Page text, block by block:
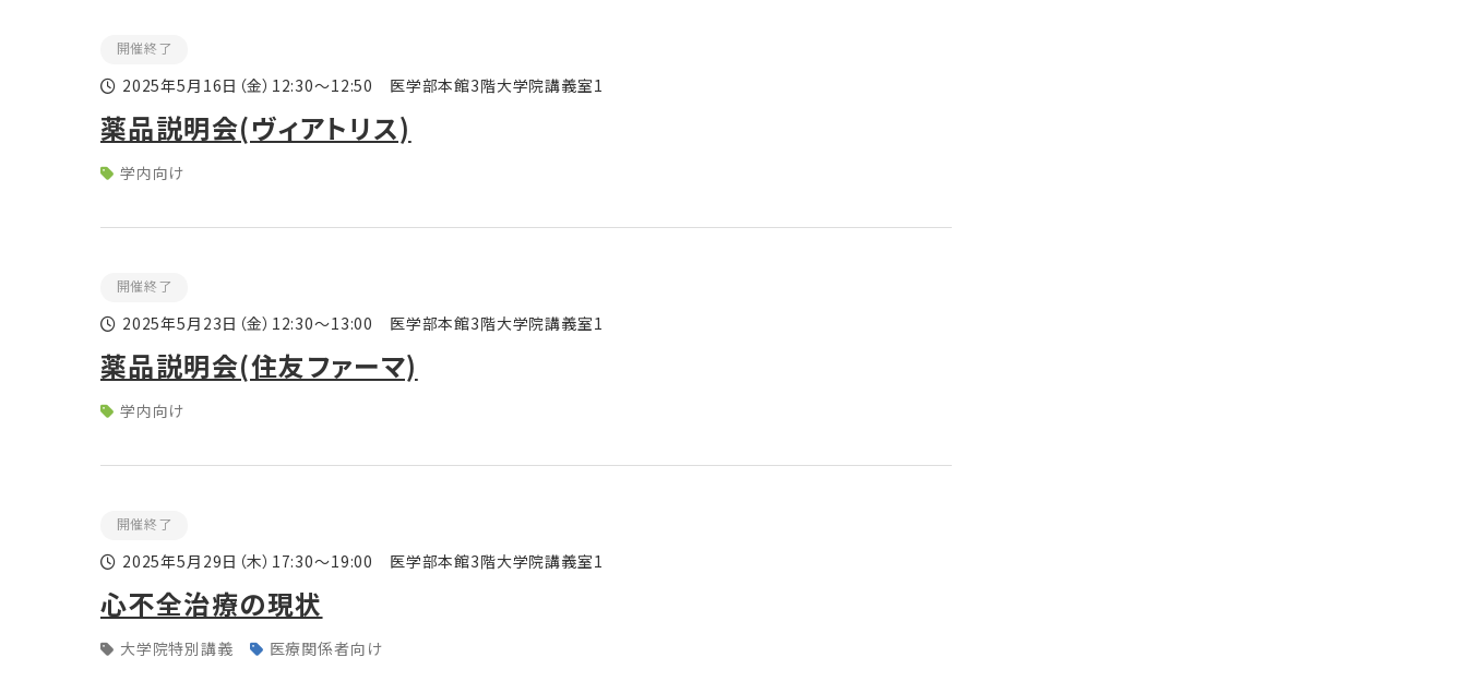
開催終了
2025年5月16日 （金） 12:30～12:50 医学部本館3階大学院講義室1
薬品説明会(ヴィアトリス)
学内向け
開催終了
2025年5月23日 （金） 12:30～13:00 医学部本館3階大学院講義室1
薬品説明会(住友ファーマ)
学内向け
開催終了
2025年5月29日 （木） 17:30～19:00 医学部本館3階大学院講義室1
心不全治療の現状
大学院特別講義 医療関係者向け